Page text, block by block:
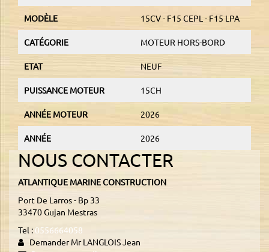
MODÈLE 15CV - F15 CEPL - F15 LPA
CATÉGORIE MOTEUR HORS-BORD
ETAT NEUF
PUISSANCE MOTEUR 15CH
ANNÉE MOTEUR 2026
ANNÉE 2026
NOUS CONTACTER
ATLANTIQUE MARINE CONSTRUCTION
Port De Larros - Bp 33
33470 Gujan Mestras
Tel : 0556664058
Demander Mr LANGLOIS Jean